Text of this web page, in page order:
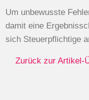
Um unbewusste
damit eine
sich Steuerpflichtige
Zurück zur Artikel-